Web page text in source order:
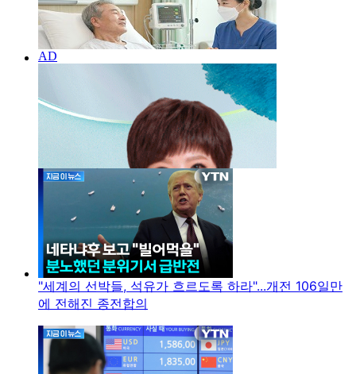
"세계의 선박들, 석유가 흐르도록 하라"...개전 106일만
에 전해진 종전합의